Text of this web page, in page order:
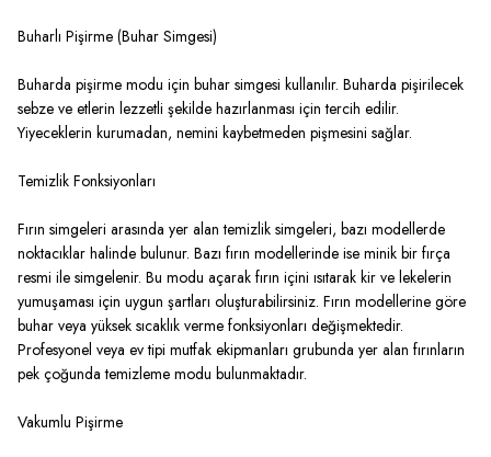
Buharlı Pişirme (Buhar Simgesi)
Buharda pişirme modu için buhar simgesi kullanılır. Buharda pişirilecek
sebze ve etlerin lezzetli şekilde hazırlanması için tercih edilir.
Yiyeceklerin kurumadan, nemini kaybetmeden pişmesini sağlar.
Temizlik Fonksiyonları
Fırın simgeleri arasında yer alan temizlik simgeleri, bazı modellerde
noktacıklar halinde bulunur. Bazı fırın modellerinde ise minik bir fırça
resmi ile simgelenir. Bu modu açarak fırın içini ısıtarak kir ve lekelerin
yumuşaması için uygun şartları oluşturabilirsiniz. Fırın modellerine göre
buhar veya yüksek sıcaklık verme fonksiyonları değişmektedir.
Profesyonel veya ev tipi mutfak ekipmanları grubunda yer alan fırınların
pek çoğunda temizleme modu bulunmaktadır.
Vakumlu Pişirme